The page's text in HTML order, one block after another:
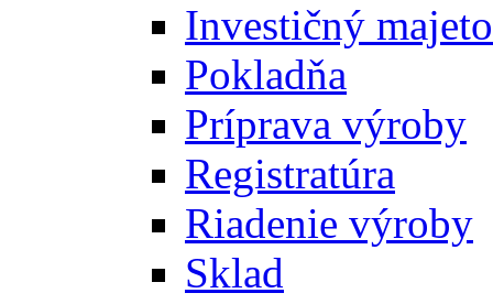
Investičný
Pokladňa
Príprava výroby
Registratúra
Riadenie výroby
Sklad